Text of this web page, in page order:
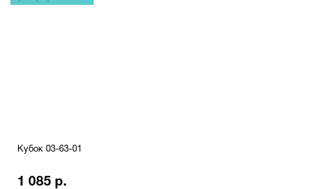
Кубок 03-63-01
1 085 р.